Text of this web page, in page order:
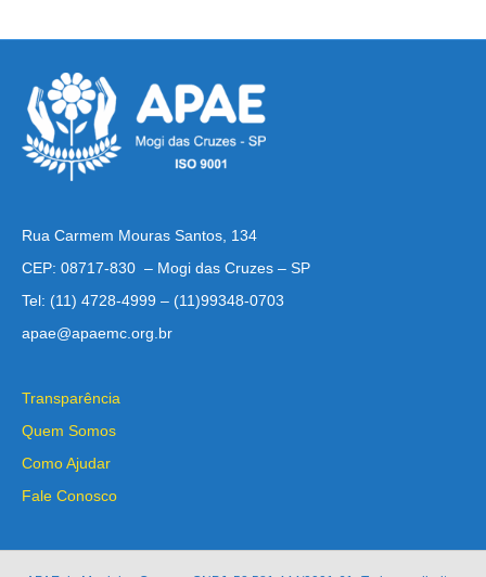
Rua Carmem Mouras Santos, 134
CEP: 08717-830 – Mogi das Cruzes – SP
Tel: (11) 4728-4999 – (11)99348-0703
apae@apaemc.org.br
Transparência
Quem Somos
Como Ajudar
Fale Conosco